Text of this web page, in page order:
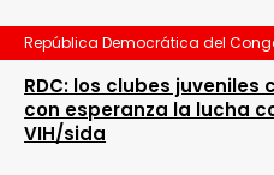
República Democrática del
RDC: los clubes juveniles
con esperanza la lucha
VIH/sida